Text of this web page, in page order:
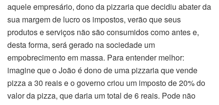
aquele empresário, dono da pizzaria que decidiu abater da
sua margem de lucro os impostos, verão que seus
produtos e serviços não são consumidos como antes e,
desta forma, será gerado na sociedade um
empobrecimento em massa. Para entender melhor:
imagine que o João é dono de uma pizzaria que vende
pizza a 30 reais e o governo criou um imposto de 20% do
valor da pizza, que daria um total de 6 reais. Pode não